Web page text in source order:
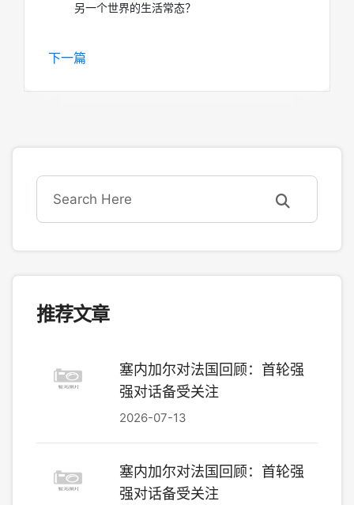
另一个世界的生活常态？
下一篇
推荐文章
塞内加尔对法国回顾：首轮强
强对话备受关注
2026-07-13
塞内加尔对法国回顾：首轮强
强对话备受关注